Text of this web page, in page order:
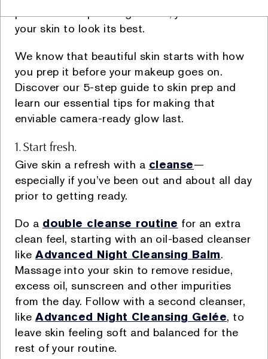
packed with upcoming events, you’ll want
your skin to look its best.
We know that beautiful skin starts with how
you prep it before your makeup goes on.
Discover our 5-step guide to skin prep and
learn our essential tips for making that
enviable camera-ready glow last.
1. Start fresh.
Give skin a refresh with a cleanse—
especially if you’ve been out and about all day
prior to getting ready.
Do a double cleanse routine for an extra
clean feel, starting with an oil-based cleanser
likeAdvanced Night Cleansing Balm.
Massage into your skin to remove residue,
excess oil, sunscreen and other impurities
from the day. Follow with a second cleanser,
likeAdvanced Night Cleansing Gelée, to
leave skin feeling soft and balanced for the
rest of your routine.
ceza mahkûmiyeti ve güvenlik tedbirleriyle ilgili verileri
Veri”) ifade eder. Bu kapsamda Kişisel Veri tanımı Özel
Nitelikli Kişisel Verilerinizi de kapsamaktadır.
2. Kişisel Verilerin Toplanma Yöntemi
ve İşlemenin Hukuki Sebepleri
Kişisel Verileriniz, Şirket ile yaptığınız işlemlerle
ve kapsamda, otomatik veya otomatik olmayan yollarla,
sözlü, yazılı ve elektronik şekilde ve aşağıdaki
yöntemler ve Şirket’in anlaşmalı olduğu üçüncü kişiler
i. Mağaza ziyaretleriniz esnasında yapmış olduğunuz
alışverişler neticesinde kasalardan sözlü veya yazılı
olarak,
ii. Şirkete ait internet siteleri üzerinden gerçekleştirmiş
olduğunuz ziyaretler, üyelik, kayıt ve alışverişler
iii. Şirket uzmanının çalıştığı anlaşmalı satış
noktalarında yapılan satışlar, buralarda bulunan Şirket
çalışanları ve doldurulan bilgi formları vasıtasıyla,